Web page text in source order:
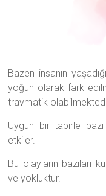
Bazen insanın
yoğun olarak fark
travmatik
Uygun bir tabirle
etkiler.
Bu olayların bazıları
ve yokluktur.